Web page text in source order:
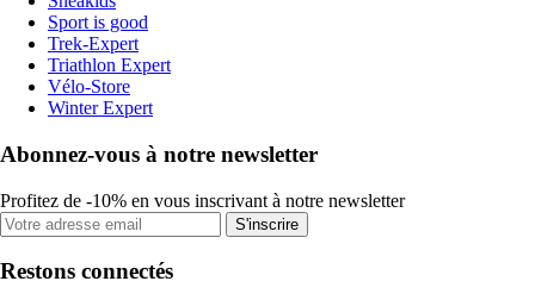
Sport is good
Trek-Expert
Triathlon Expert
Vélo-Store
Winter Expert
Abonnez-vous à notre newsletter
Profitez de -10% en vous inscrivant à notre newsletter
S'inscrire
Restons connectés